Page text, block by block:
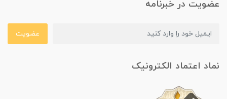
عضویت در خبرنامه
عضویت
نماد اعتماد الکترونیک